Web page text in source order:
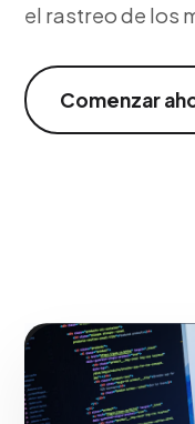
el rastreo de los
Comenzar